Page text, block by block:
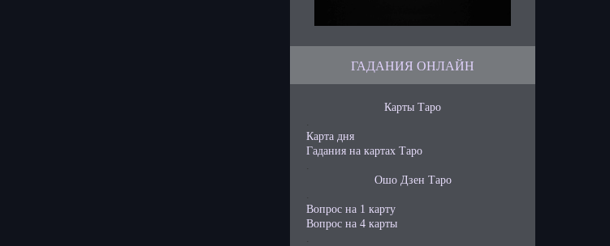
ГАДАНИЯ ОНЛАЙН
Карты Таро
.
Карта дня
Гадания на картах Таро
.
Ошо Дзен Таро
.
Вопрос на 1 карту
Вопрос на 4 карты
.